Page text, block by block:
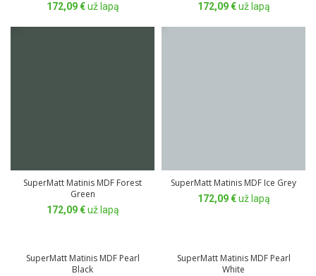
172,09€ už lapą 172,09€ už lapą
SuperMatt Matinis MDF Forest
Green
172,09€ už lapą
SuperMatt Matinis MDF Ice Grey
172,09€ už lapą
SuperMatt Matinis MDF Pearl
Black
SuperMatt Matinis MDF Pearl
White